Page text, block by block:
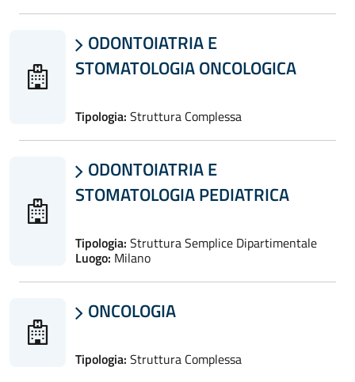
 ODONTOIATRIA E
STOMATOLOGIA ONCOLOGICA
Tipologia: Struttura Complessa
 ODONTOIATRIA E
STOMATOLOGIA PEDIATRICA
Tipologia: Struttura Semplice Dipartimentale
Luogo: Milano
 ONCOLOGIA
Tipologia: Struttura Complessa